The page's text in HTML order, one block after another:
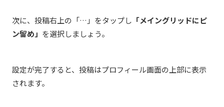
次に、投稿右上の「…」をタップし 「メイングリッドにピ
ン留め」 を選択しましょう。
設定が完了すると、投稿はプロフィール画面の上部に表示
されます。